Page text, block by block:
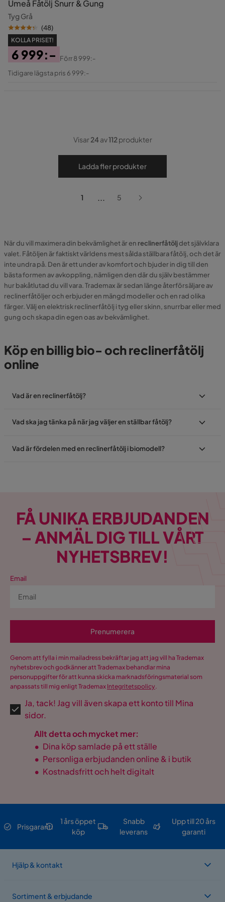
Umeå Fåtölj Snurr & Gung
Tyg Grå
(48)
KOLLA PRISET!
Pris
6 999:-
Original
Förr8 999:-
Tidigare lägsta pris 6 999:-
Visar24av112produkter
Ladda fler produkter
1 ... 5
När du vill maximera din bekvämlighet är en reclinerfåtöljdet självklara
valet. Fåtöljen är faktiskt världens mest sålda ställbara fåtölj, och det är
inte undra på. Den är ett under av komfort och bjuder in dig till den
bästa formen av avkoppling, nämligen den där du själv bestämmer
hur bakåtlutad du vill vara. Trademax är sedan länge återförsäljare av
reclinerfåtöljer och erbjuder en mängd modeller och en rad olika
färger. Välj en elektrisk reclinerfåtölj i tyg eller skinn, snurrbar eller med
gung och skapa din egen oas av bekvämlighet.
Köp en billig bio- och reclinerfåtölj
online
Vad är en reclinerfåtölj?
Vad ska jag tänka på när jag väljer en ställbar fåtölj?
Vad är fördelen med en reclinerfåtölj i biomodell?
FÅ UNIKA ERBJUDANDEN
– ANMÄL DIG TILL VÅRT
NYHETSBREV!
Email
Prenumerera
Genom att fylla i min mailadress bekräftar jag att jag vill ha Trademax
nyhetsbrev och godkänner att Trademax behandlar mina
personuppgifter för att kunna skicka marknadsföringsmaterial som
anpassats till mig enligt Trademax Integritetspolicy.
Ja, tack! Jag vill även skapa ett konto till Mina
sidor.
Allt detta och mycket mer:
• Dina köp samlade på ett ställe
• Personliga erbjudanden online & i butik
• Kostnadsfritt och helt digitalt
Prisgaranti
1 års öppet
köp
Snabb
leverans
Upp till 20 års
garanti
Hjälp & kontakt
Sortiment & erbjudande